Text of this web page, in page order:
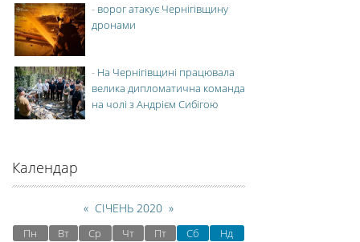
- ворог атакує Чернігівщину
дронами
- На Чернігівщині працювала
велика дипломатична команда
на чолі з Андрієм Сибігою
Календар
« СІЧЕНЬ 2020 »
Пн Вт Ср Чт Пт Сб
Нд